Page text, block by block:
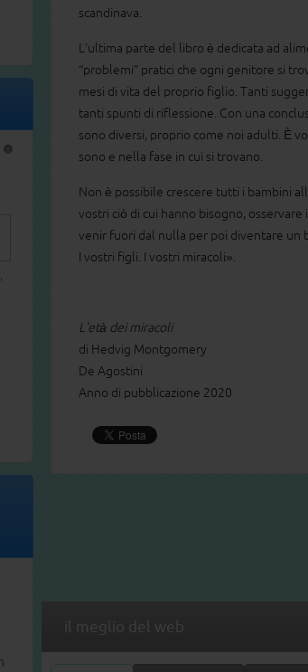
scandinava.
L'ultima parte del libro è dedicata ad
“problemi” pratici che ogni genitore si
mesi di vita del proprio figlio. Tanti
tanti spunti di riflessione. Con una
sono diversi, proprio come noi adulti. È
sono e nella fase in cui si trovano.
Non è possibile crescere tutti i bambini
vostri ciò di cui hanno bisogno,
venir fuori dal nulla per poi diventare un
I vostri figli. I vostri miracoli».
L'età dei miracoli
di Hedvig Montgomery
De Agostini
Anno di pubblicazione 2020
il meglio del web